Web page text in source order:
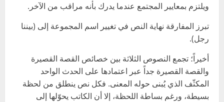
ويلتزم بمعايير المجتمع عندما يدرك بأنه مراقب من الآخر.
تبرز المفارقة نهاية النص في تغيير اسم المجموعة إلى (بيننا
رجل).
أخيراً؛ تجمع النصوص الثلاثة بين خصائص القصة القصيرة
والقصة القصيرة جداً عبر اعتمادها على الحدث الواحد
المكثّف الذي يُبنى حوله المعنى. فكل نص ينطلق من لحظة
بسيطة، ورغم بساطة اللحظة، إلا أن الكاتب يحوّلها إلى